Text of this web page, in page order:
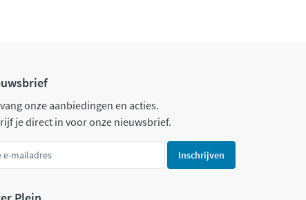
onze aanbiedingen en acties.
je direct in voor onze nieuwsbrief.
Inschrijven